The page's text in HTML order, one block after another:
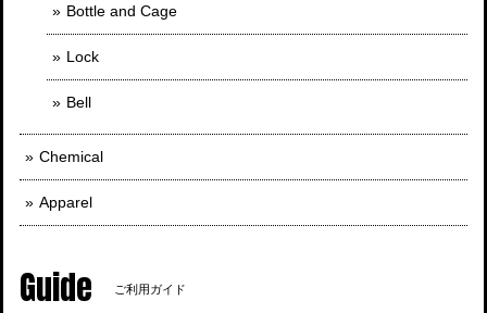
Bottle and Cage
Lock
Bell
Chemical
Apparel
Guide ご利用ガイド